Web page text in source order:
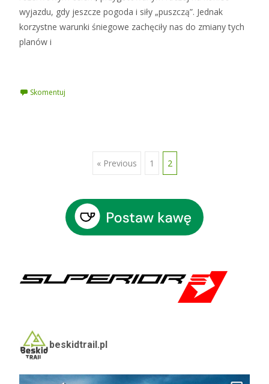
wyjazdu, gdy jeszcze pogoda i siły „puszczą”. Jednak
korzystne warunki śniegowe zachęciły nas do zmiany tych
planów i
Skomentuj
Posts
navigation
« Previous 1 2
beskidtrail.pl